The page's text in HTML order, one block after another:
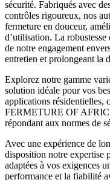
sécurité. Fabriqués avec
contrôles rigoureux, nos
fermeture en douceur,
d’utilisation. La
de notre engagement
entretien et prolongeant la
Explorez notre gamme
solution idéale pour vos
applications résidentielles,
FERMETURE OF
répondant aux normes de
Avec une expérience de
disposition notre expertise
adaptées à vos exigences
performance et la fiabilité